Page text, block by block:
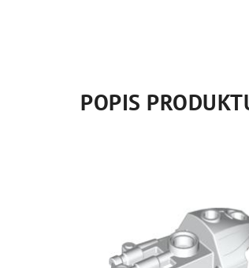
POPIS